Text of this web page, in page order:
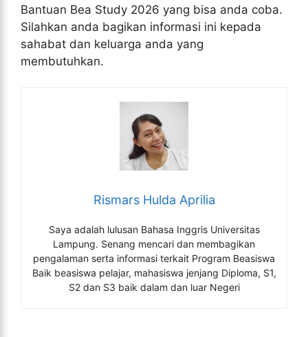
Bantuan Bea Study 2026 yang bisa anda coba.
Silahkan anda bagikan informasi ini kepada
sahabat dan keluarga anda yang
membutuhkan.
Rismars Hulda Aprilia
Saya adalah lulusan Bahasa Inggris Universitas
Lampung. Senang mencari dan membagikan
pengalaman serta informasi terkait Program Beasiswa
Baik beasiswa pelajar, mahasiswa jenjang Diploma, S1,
S2 dan S3 baik dalam dan luar Negeri